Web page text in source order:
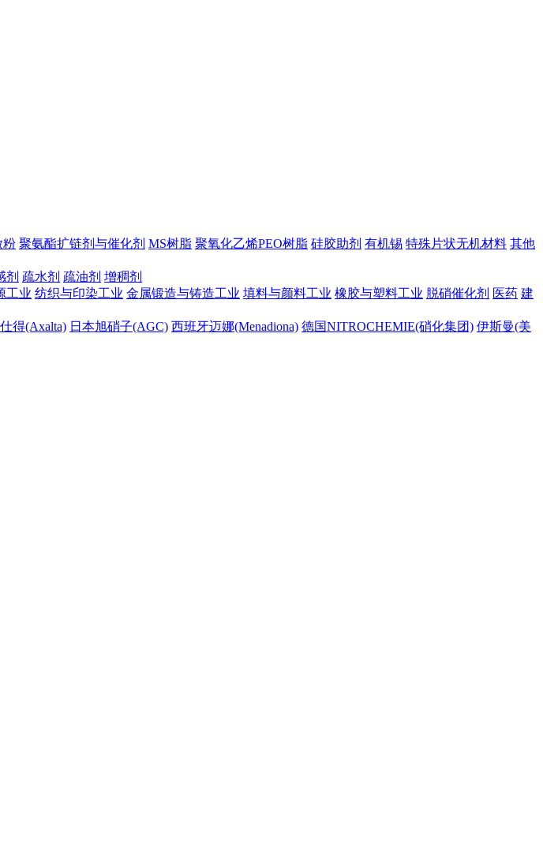
粉 聚氨酯扩链剂与催化剂 MS树脂 聚氧化乙烯PEO树脂 硅胶助剂 有机锡 特殊片状无机材料 其他
剂 疏水剂 疏油剂 增稠剂
工业 纺织与印染工业 金属锻造与铸造工业 填料与颜料工业 橡胶与塑料工业 脱硝催化剂 医药 建
得(Axalta) 日本旭硝子(AGC) 西班牙迈娜(Menadiona) 德国NITROCHEMIE(硝化集团) 伊斯曼(美